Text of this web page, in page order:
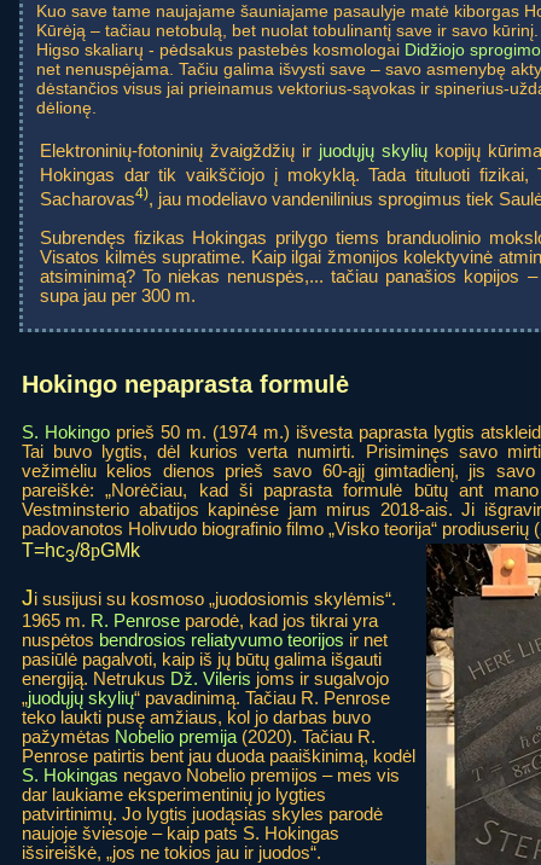
Kuo save tame naujajame šauniajame pasaulyje matė kiborgas
Kūrėją – tačiau netobulą, bet nuolat tobulinantį save ir savo
Higso skaliarų - pėdsakus pastebės kosmologai Didžiojo sprogimo
net nenuspėjama. Tačiu galima išvysti save – savo asmenybę
dėstančios visus jai prieinamus vektorius-sąvokas ir spinerius-
dėlionę.
Elektroninių-fotoninių žvaigždžių ir juodųjų skylių kopijų
Hokingas dar tik vaikščiojo į mokyklą. Tada tituluoti fizikai,
Sacharovas4), jau modeliavo vandenilinius sprogimus tiek
Subrendęs fizikas Hokingas prilygo tiems branduolinio
Visatos kilmės supratime. Kaip ilgai žmonijos kolektyvinė
atsiminimą? To niekas nenuspės,... tačiau panašios kopijos
supa jau per 300 m.
Hokingo nepaprasta formulė
S. Hokingo prieš 50 m. (1974 m.) išvesta paprasta lygtis
Tai buvo lygtis, dėl kurios verta numirti. Prisiminęs savo
vežimėliu kelios dienos prieš savo 60-ąjį gimtadienį, jis
pareiškė: „Norėčiau, kad ši paprasta formulė būtų ant
Vestminsterio abatijos kapinėse jam mirus 2018-ais. Ji
padovanotos Holivudo biografinio filmo „Visko teorija“ prodiuserių
T=hc3/8pGMk
Ji susijusi su kosmoso „juodosiomis skylėmis“.
1965 m. R. Penrose parodė, kad jos tikrai yra
nuspėtos bendrosios reliatyvumo teorijos ir net
pasiūlė pagalvoti, kaip iš jų būtų galima išgauti
energiją. Netrukus Dž. Vileris joms ir sugalvojo
„juodųjų skylių“ pavadinimą. Tačiau R. Penrose
teko laukti pusę amžiaus, kol jo darbas buvo
pažymėtas Nobelio premija (2020). Tačiau R.
Penrose patirtis bent jau duoda paaiškinimą, kodėl
S. Hokingas negavo Nobelio premijos – mes vis
dar laukiame eksperimentinių jo lygties
patvirtinimų. Jo lygtis juodąsias skyles parodė
naujoje šviesoje – kaip pats S. Hokingas
išsireiškė, „jos ne tokios jau ir juodos“.